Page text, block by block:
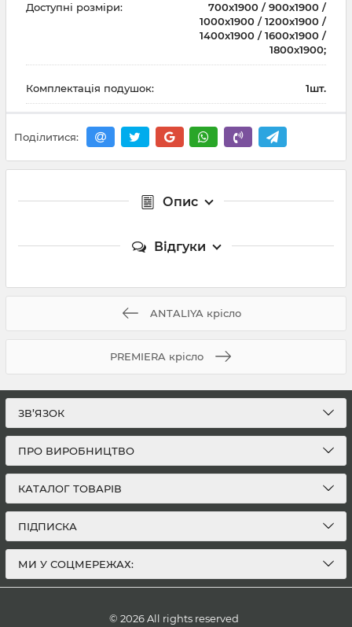
Доступні розміри:
700х1900 / 900х1900 /
1000х1900 / 1200х1900 /
1400х1900 / 1600х1900 /
1800х1900;
Комплектація подушок: 1шт.
Поділитися:
Опис
Відгуки
ANTALIYA крісло
PREMIERA крісло
ЗВ’ЯЗОК
ПРО ВИРОБНИЦТВО
КАТАЛОГ ТОВАРІВ
ПІДПИСКА
МИ У СОЦМЕРЕЖАХ:
© 2026 All rights reserved